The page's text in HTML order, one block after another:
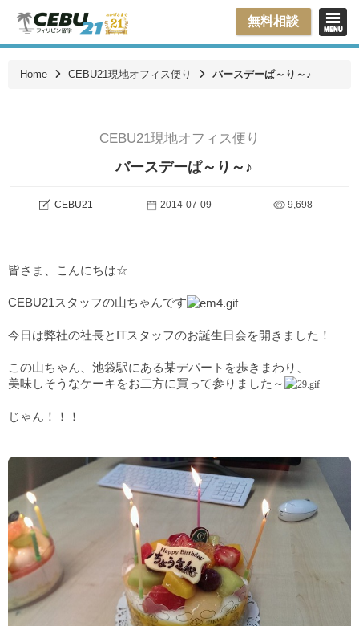
無料相談
Home CEBU21現地オフィス便り バースデーぱ～り～♪
CEBU21現地オフィス便り
バースデーぱ～り～♪
CEBU21 2014-07-09 9,698
皆さま、こんにちは☆
CEBU21スタッフの山ちゃんです
今日は弊社の社長とITスタッフのお誕生日会を開きました！
この山ちゃん、池袋駅にある某デパートを歩きまわり、
美味しそうなケーキをお二方に買って参りました～
じゃん！！！